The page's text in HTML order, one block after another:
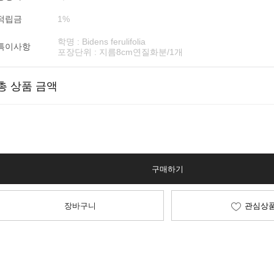
립금 1%
이사항
학명 : Bidens ferulifolia
포장단위 : 지름8cm연질화분/1개
상품 금액
구매하기
장바구니 관심상